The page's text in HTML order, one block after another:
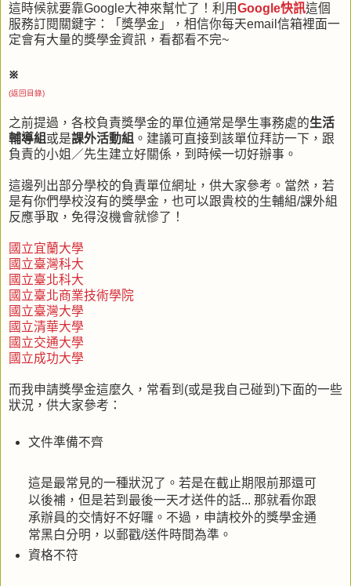
這時候就要靠Google大神來幫忙了！利用Google快訊這個
服務訂閱關鍵字：「獎學金」，相信你每天email信箱裡面一
定會有大量的獎學金資訊，看都看不完~
※
(返回目錄)
之前提過，各校負責獎學金的單位通常是學生事務處的生活
輔導組 或是課外活動組 。建議可直接到該單位拜訪一下，跟
負責的小姐／先生建立好關係，到時候一切好辦事。
這邊列出部分學校的負責單位網址，供大家參考。當然，若
是有你們學校沒有的獎學金，也可以跟貴校的生輔組/課外組
反應爭取，免得沒機會就慘了！
國立宜蘭大學
國立臺灣科大
國立臺北科大
國立臺北商業技術學院
國立臺灣大學
國立清華大學
國立交通大學
國立成功大學
而我申請獎學金這麼久，常看到(或是我自己碰到)下面的一些
狀況，供大家參考：
文件準備不齊
這是最常見的一種狀況了。若是在截止期限前那還可
以後補，但是若到最後一天才送件的話... 那就看你跟
承辦員的交情好不好囉。不過，申請校外的獎學金通
常黑白分明，以郵戳/送件時間為準。
資格不符